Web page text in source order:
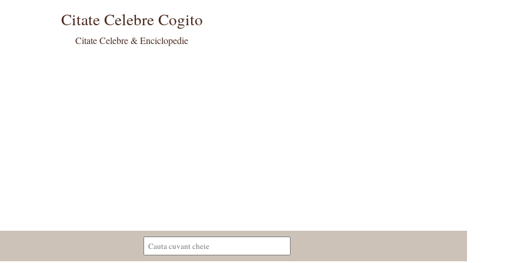
Citate Celebre Cogito
Citate Celebre & Enciclopedie